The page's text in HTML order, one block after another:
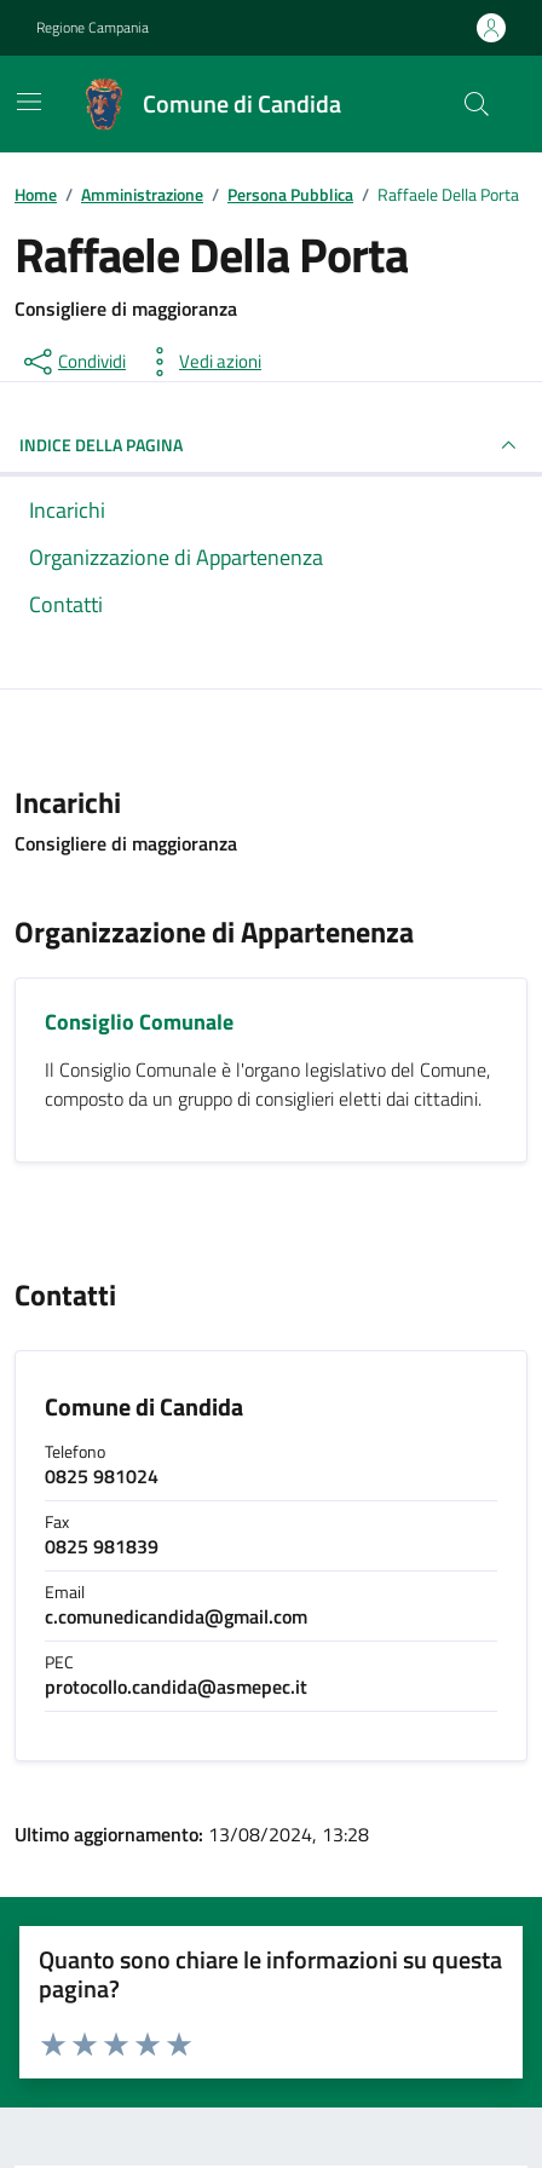
Regione Campania
Comune di Candida
Home / Amministrazione / Persona Pubblica / Raffaele Della Porta
Raffaele Della Porta
Consigliere di maggioranza
Condividi Vedi azioni
INDICE DELLA PAGINA
Incarichi
Organizzazione di Appartenenza
Contatti
Incarichi
Consigliere di maggioranza
Organizzazione di Appartenenza
Consiglio Comunale
Il Consiglio Comunale è l'organo legislativo del Comune,
composto da un gruppo di consiglieri eletti dai cittadini.
Contatti
Comune di Candida
Telefono
0825 981024
Fax
0825 981839
Email
c.comunedicandida@gmail.com
PEC
protocollo.candida@asmepec.it
Ultimo aggiornamento: 13/08/2024, 13:28
Quanto sono chiare le informazioni su questa
pagina?
Valuta 5 stelle su 5
Valuta 4 stelle su 5
Valuta 3 stelle su 5
Valuta 2 stelle su 5
Valuta 1 stelle su 5